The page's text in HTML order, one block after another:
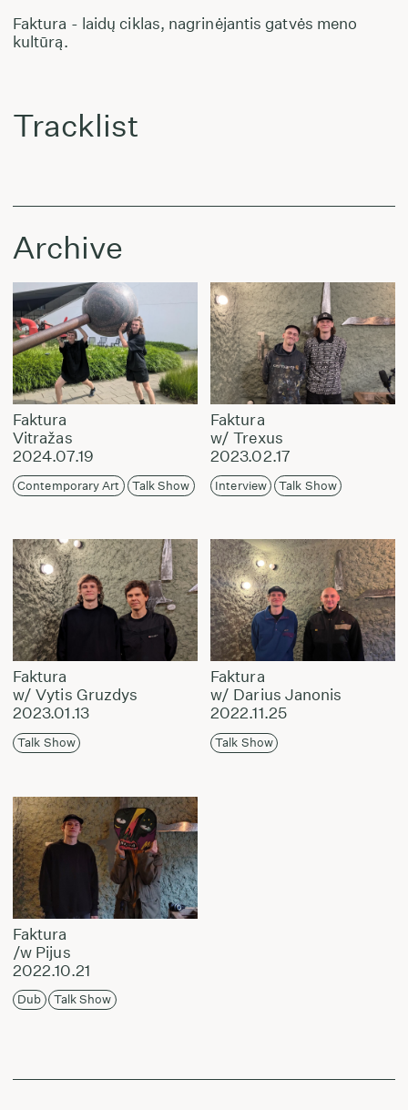
Faktura - laidų ciklas, nagrinėjantis gatvės meno
kultūrą.
Tracklist
Archive
Faktura
Vitražas
2024.07.19
Contemporary Art Talk Show
Faktura
w/ Trexus
2023.02.17
Interview Talk Show
Faktura
w/ Vytis Gruzdys
2023.01.13
Talk Show
Faktura
w/ Darius Janonis
2022.11.25
Talk Show
Faktura
/w Pijus
2022.10.21
Dub Talk Show